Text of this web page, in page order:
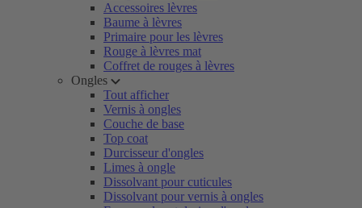
Accessoires lèvres
Baume à lèvres
Primaire pour les lèvres
Rouge à lèvres mat
Coffret de rouges à lèvres
Ongles
Tout afficher
Vernis à ongles
Couche de base
Top coat
Durcisseur d'ongles
Limes à ongle
Dissolvant pour cuticules
Dissolvant pour vernis à ongles